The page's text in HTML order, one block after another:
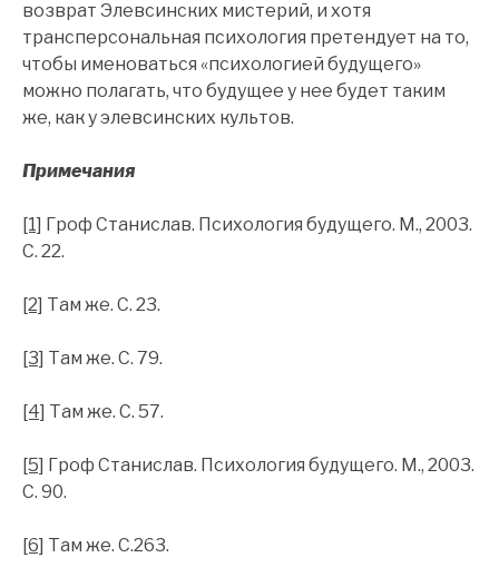
возврат Элевсинских мистерий, и хотя
трансперсональная психология претендует на то,
чтобы именоваться «психологией будущего»
можно полагать, что будущее у нее будет таким
же, как у элевсинских культов.
Примечания
[1] Гроф Станислав. Психология будущего. М., 2003.
С. 22.
[2] Там же. С. 23.
[3] Там же. С. 79.
[4] Там же. С. 57.
[5] Гроф Станислав. Психология будущего. М., 2003.
С. 90.
[6] Там же. С.263.